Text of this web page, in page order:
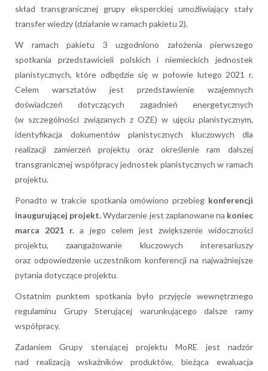
skład transgranicznej grupy eksperckiej umożliwiający stały
transfer wiedzy (działanie w ramach pakietu 2).
W ramach pakietu 3 uzgodniono założenia pierwszego
spotkania przedstawicieli polskich i niemieckich jednostek
planistycznych, które odbędzie się w połowie lutego 2021 r.
Celem warsztatów jest przedstawienie wzajemnych
doświadczeń dotyczących zagadnień energetycznych
(w szczególności związanych z OZE) w ujęciu planistycznym,
identyfikacja dokumentów planistycznych kluczowych dla
realizacji zamierzeń projektu oraz określenie ram dalszej
transgranicznej współpracy jednostek planistycznych w ramach
projektu.
Ponadto w trakcie spotkania omówiono przebieg konferencji
inaugurującej projekt.Wydarzenie jest zaplanowane na koniec
marca 2021 r. a jego celem jest zwiększenie widoczności
projektu, zaangażowanie kluczowych interesariuszy
oraz odpowiedzenie uczestnikom konferencji na najważniejsze
pytania dotyczące projektu.
Ostatnim punktem spotkania było przyjęcie wewnętrznego
regulaminu Grupy Sterującej warunkującego dalsze ramy
współpracy.
Zadaniem Grupy sterującej projektu MoRE jest nadzór
nad realizacją wskaźników produktów, bieżąca ewaluacja